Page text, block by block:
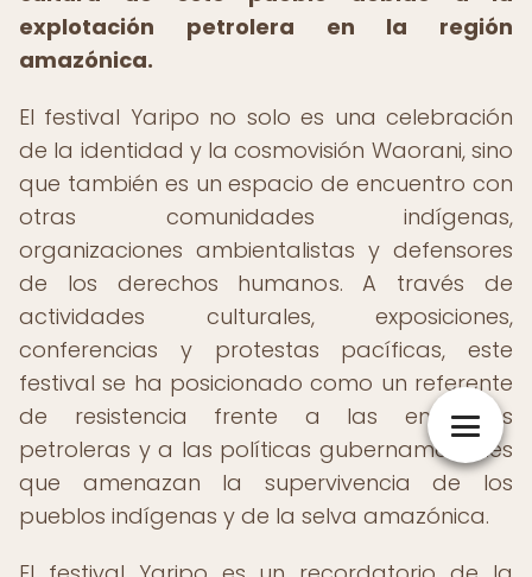
explotación petrolera en la región
amazónica.
El festival Yaripo no solo es una celebración
de la identidad y la cosmovisión Waorani, sino
que también es un espacio de encuentro con
otras comunidades indígenas,
organizaciones ambientalistas y defensores
de los derechos humanos. A través de
actividades culturales, exposiciones,
conferencias y protestas pacíficas, este
festival se ha posicionado como un referente
de resistencia frente a las empresas
petroleras y a las políticas gubernamentales
que amenazan la supervivencia de los
pueblos indígenas y de la selva amazónica.